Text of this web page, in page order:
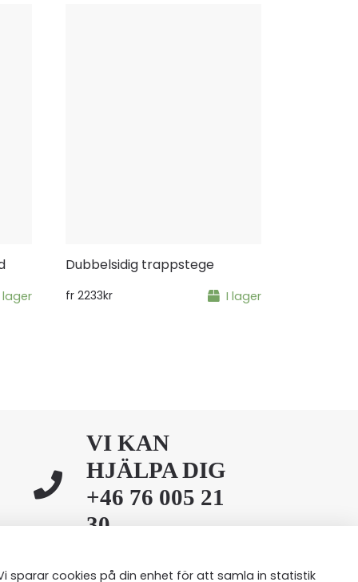
lager
Dubbelsidig trappstege
I lager
fr 2233kr
VI KAN
HJÄLPA DIG
+46 76 005 21
30
sparar cookies på din enhet för att samla in statistik